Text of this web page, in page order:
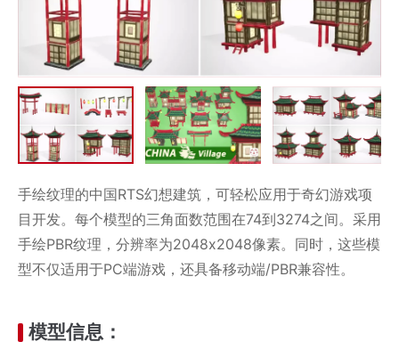
手绘纹理的中国RTS幻想建筑，可轻松应用于奇幻游戏项
目开发。每个模型的三角面数范围在74到3274之间。采用
手绘PBR纹理，分辨率为2048x2048像素。同时，这些模
型不仅适用于PC端游戏，还具备移动端/PBR兼容性。
模型信息：